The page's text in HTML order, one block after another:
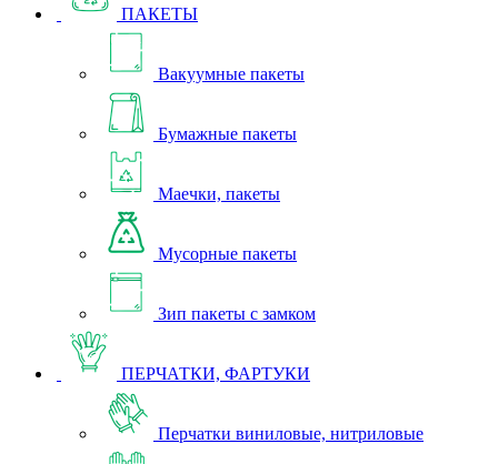
ПАКЕТЫ
Вакуумные пакеты
Бумажные пакеты
Маечки, пакеты
Мусорные пакеты
Зип пакеты с замком
ПЕРЧАТКИ, ФАРТУКИ
Перчатки виниловые, нитриловые